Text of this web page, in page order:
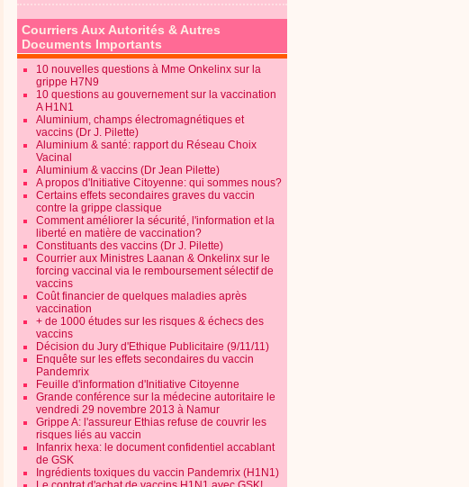
Courriers Aux Autorités & Autres
Documents Importants
10 nouvelles questions à Mme Onkelinx sur la
grippe H7N9
10 questions au gouvernement sur la vaccination
A H1N1
Aluminium, champs électromagnétiques et
vaccins (Dr J. Pilette)
Aluminium & santé: rapport du Réseau Choix
Vacinal
Aluminium & vaccins (Dr Jean Pilette)
A propos d'Initiative Citoyenne: qui sommes nous?
Certains effets secondaires graves du vaccin
contre la grippe classique
Comment améliorer la sécurité, l'information et la
liberté en matière de vaccination?
Constituants des vaccins (Dr J. Pilette)
Courrier aux Ministres Laanan & Onkelinx sur le
forcing vaccinal via le remboursement sélectif de
vaccins
Coût financier de quelques maladies après
vaccination
+ de 1000 études sur les risques & échecs des
vaccins
Décision du Jury d'Ethique Publicitaire (9/11/11)
Enquête sur les effets secondaires du vaccin
Pandemrix
Feuille d'information d'Initiative Citoyenne
Grande conférence sur la médecine autoritaire le
vendredi 29 novembre 2013 à Namur
Grippe A: l'assureur Ethias refuse de couvrir les
risques liés au vaccin
Infanrix hexa: le document confidentiel accablant
de GSK
Ingrédients toxiques du vaccin Pandemrix (H1N1)